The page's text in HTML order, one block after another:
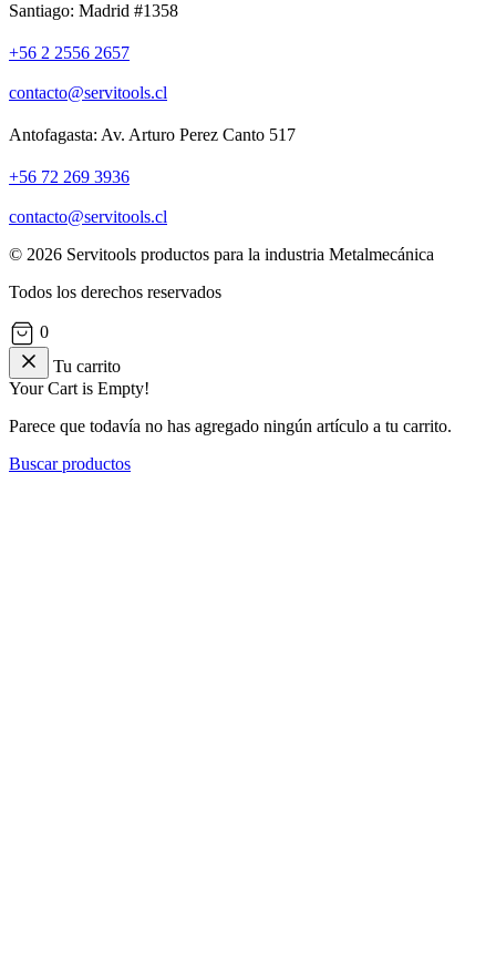
Santiago: Madrid #1358
+56 2 2556 2657
contacto@servitools.cl
Antofagasta: Av. Arturo Perez Canto 517
+56 72 269 3936
contacto@servitools.cl
© 2026 Servitools productos para la industria Metalmecánica
Todos los derechos reservados
0
Tu carrito
Your Cart is Empty!
Parece que todavía no has agregado ningún artículo a tu carrito.
Buscar productos